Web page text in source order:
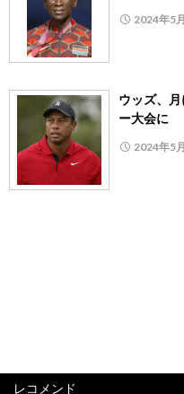
2024年5
ウッズ、
ー大会に
2024年5
レコメンド